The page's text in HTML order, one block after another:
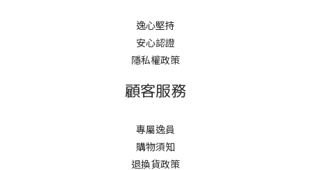
逸心堅持
安心認證
隱私權政策
顧客服務
專屬逸員
購物須知
退換貨政策